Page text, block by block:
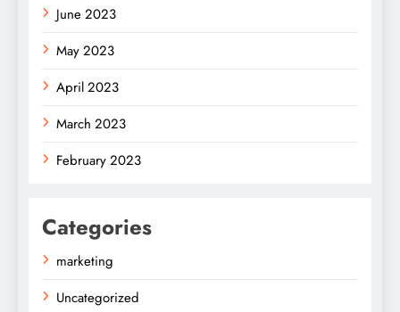
June 2023
May 2023
April 2023
March 2023
February 2023
Categories
marketing
Uncategorized